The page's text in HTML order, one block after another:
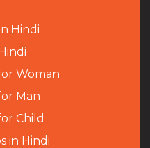
Hindi
Woman
Man
Child
in Hindi